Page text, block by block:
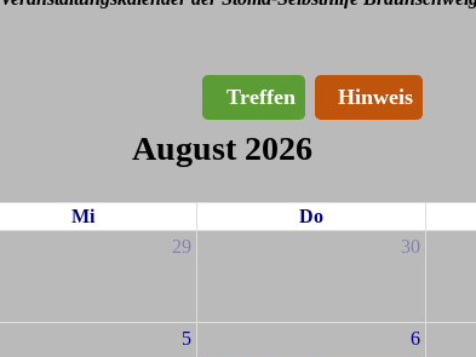
Treffen Hinweis
August 2026
Mi Do
29 30
5 6